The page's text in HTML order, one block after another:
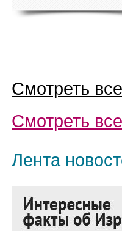
Смотреть
Смотреть все
Лента